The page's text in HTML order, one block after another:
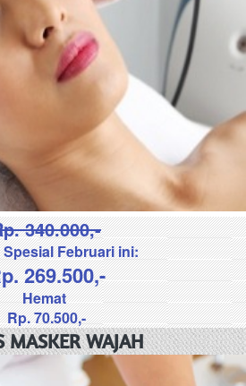
340.000,-
Februari ini:
269.500,-
Hemat
Rp. 70.500,-
MASKER WAJAH